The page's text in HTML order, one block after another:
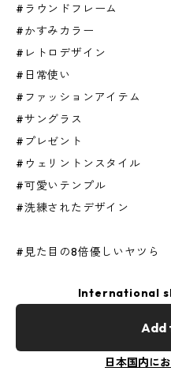
#ラウンドフレーム
#かすみカラー
#レトロデザイン
#日常使い
#ファッションアイテム
#サングラス
#プレゼント
#ウェリントンスタイル
#可愛いテンプル
#洗練されたデザイン
#見た目の8倍優しいヤツら
International
Add
日本国内に